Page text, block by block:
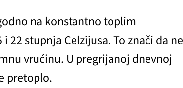
na konstantno toplim
22 stupnja Celzijusa. To znači da ne
vrućinu. U pregrijanoj dnevnoj
pretoplo.